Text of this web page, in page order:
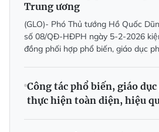
Trung ương
(GLO)- Phó Thủ tướng Hồ Quốc
số 08/QĐ-HĐPH ngày 5-2-2026
đồng phối hợp phổ biến, giáo dục
Công tác phổ biến, giáo
thực hiện toàn diện, hiệu